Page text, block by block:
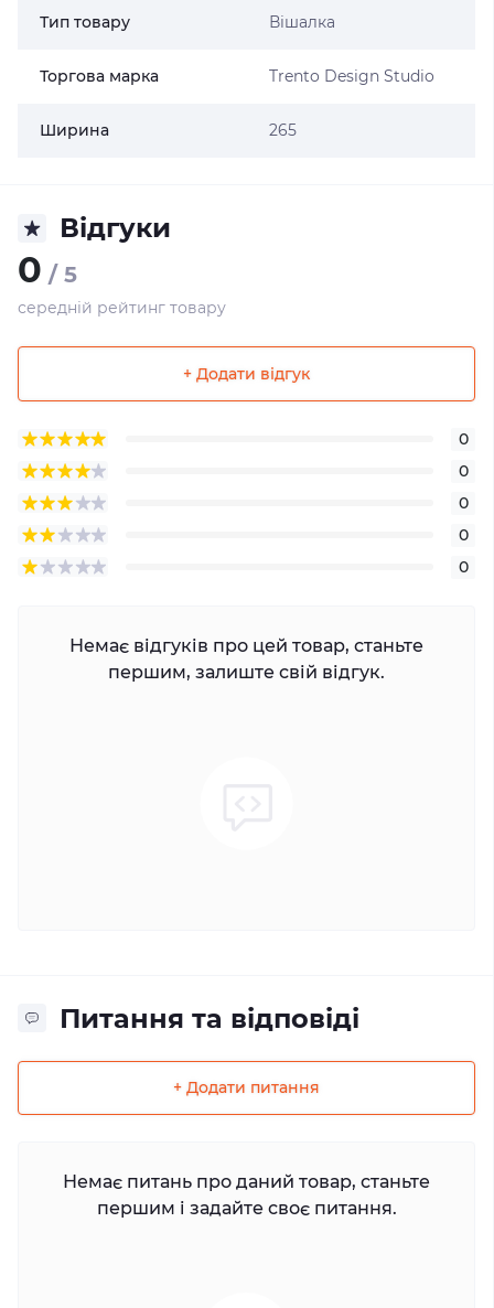
Тип товару Вішалка
Торгова марка Trento Design Studio
Ширина 265
Відгуки
0 / 5
середній рейтинг товару
+ Додати відгук
0
0
0
0
0
Немає відгуків про цей товар, станьте
першим, залиште свій відгук.
Питання та відповіді
+ Додати питання
Немає питань про даний товар, станьте
першим і задайте своє питання.